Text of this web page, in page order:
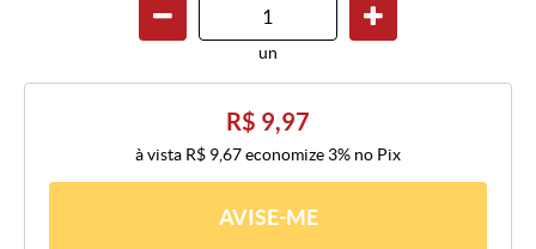
un
R$ 9,97
à vista R$ 9,67economize 3% no Pix
AVISE-ME